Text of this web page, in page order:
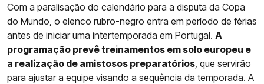
Com a paralisação do calendário para a disputa da Copa
do Mundo, o elenco rubro-negro entra em período de férias
antes de iniciar uma intertemporada em Portugal. A
programação prevê treinamentos em solo europeu e
a realização de amistosos preparatórios , que servirão
para ajustar a equipe visando a sequência da temporada. A